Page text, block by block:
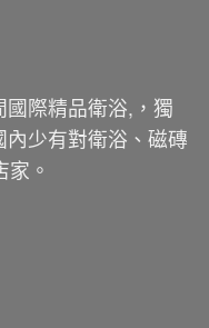
際精品衛浴,，獨
少有對衛浴、磁磚
。